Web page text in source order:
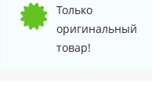
Только
оригинальный
товар!